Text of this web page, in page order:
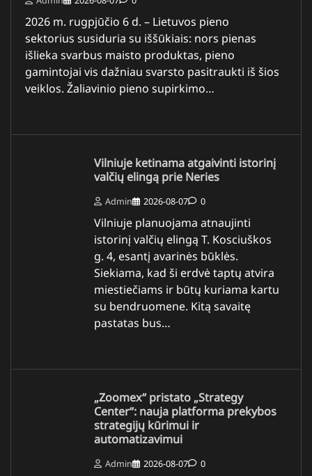
2026 m. rugpjūčio 6 d. – Lietuvos pieno
sektorius susiduria su iššūkiais: nors pienas
išlieka svarbus maisto produktas, pieno
gamintojai vis dažniau svarsto pasitraukti iš šios
veiklos. Žaliavinio pieno supirkimo…
Vilniuje ketinama atgaivinti istorinį
valčių elingą prie Neries
Admin 2026-08-07 0
Vilniuje planuojama atnaujinti
istorinį valčių elingą T. Kosciuškos
g. 4, esantį avarinės būklės.
Siekiama, kad ši erdvė taptų atvira
miestiečiams ir būtų kuriama kartu
su bendruomene. Kitą savaitę
pastatas bus…
„Zoomex“ pristato „Strategy
Center“: nauja platforma prekybos
strategijų kūrimui ir
automatizavimui
Admin 2026-08-07 0